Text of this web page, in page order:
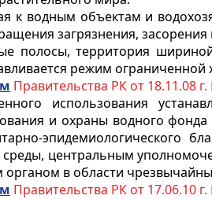
водным объектам и
загрязнения,
полосы, территория
режим ограниченной
Правительства РК от 18.11.08
использования
и охраны водного
эпидемиологического
центральным
в области
Правительства РК от 17.06.10